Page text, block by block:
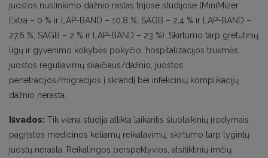
juostos nuslinkimo dažnio rastas trijose studijose (MiniMizer
Extra – 0 % ir LAP-BAND – 10,8 %; SAGB – 2,4 % ir LAP-BAND –
27,6 %; SAGB – 2 % ir LAP-BAND – 23 %). Skirtumo tarp gretutinių
ligų ir gyvenimo kokybės pokyčio, hospitalizacijos trukmės,
juostos reguliavimų skaičiaus/dažnio, juostos
penetracijos/migracijos į skrandį bei infekcinių komplikacijų
dažnio nerasta.
Išvados: Tik viena studija atlikta laikantis šiuolaikinių įrodymais
pagrįstos medicinos keliamų reikalavimų, skirtumo tarp lygintų
juostų nerasta. Reikalingos perspektyvios, atsitiktinių imčių